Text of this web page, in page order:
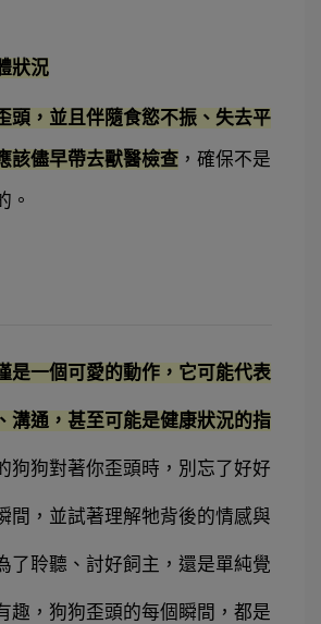
狀況
頭，並且伴隨食慾不振、失去平
該儘早帶去獸醫檢查 ，確保不是
。
是一個可愛的動作，它可能代表
溝通，甚至可能是健康狀況的指
狗狗對著你歪頭時，別忘了好好
間，並試著理解牠背後的情感與
了聆聽、討好飼主，還是單純覺
趣，狗狗歪頭的每個瞬間，都是